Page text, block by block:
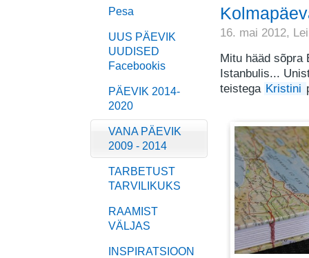
Pesa
UUS PÄEVIK
UUDISED
Facebookis
PÄEVIK 2014-
2020
VANA PÄEVIK
2009 - 2014
TARBETUST
TARVILIKUKS
RAAMIST
VÄLJAS
INSPIRATSIOON
16. mai 2012,
Mitu hääd sõpra
Istanbulis...
teistega Kristini